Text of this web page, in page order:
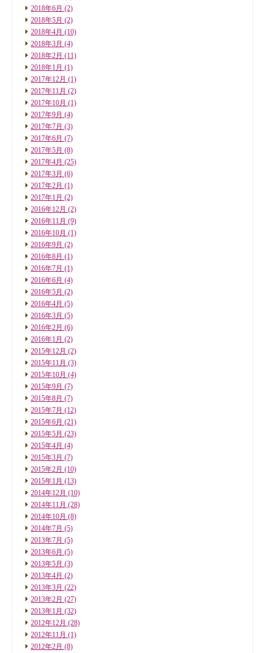
2018年6月 (2)
2018年5月 (2)
2018年4月 (10)
2018年3月 (4)
2018年2月 (11)
2018年1月 (1)
2017年12月 (1)
2017年11月 (2)
2017年10月 (1)
2017年9月 (4)
2017年7月 (3)
2017年6月 (7)
2017年5月 (8)
2017年4月 (25)
2017年3月 (6)
2017年2月 (1)
2017年1月 (2)
2016年12月 (2)
2016年11月 (9)
2016年10月 (1)
2016年9月 (2)
2016年8月 (1)
2016年7月 (1)
2016年6月 (4)
2016年5月 (2)
2016年4月 (5)
2016年3月 (5)
2016年2月 (6)
2016年1月 (2)
2015年12月 (2)
2015年11月 (3)
2015年10月 (4)
2015年9月 (7)
2015年8月 (7)
2015年7月 (12)
2015年6月 (21)
2015年5月 (23)
2015年4月 (4)
2015年3月 (7)
2015年2月 (10)
2015年1月 (13)
2014年12月 (10)
2014年11月 (28)
2014年10月 (8)
2014年7月 (5)
2013年7月 (5)
2013年6月 (5)
2013年5月 (3)
2013年4月 (2)
2013年3月 (22)
2013年2月 (27)
2013年1月 (32)
2012年12月 (28)
2012年11月 (1)
2012年2月 (8)